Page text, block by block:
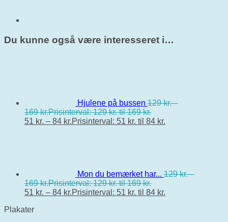
Du kunne også være interesseret i…
Hjulene på bussen 129kr. –
169kr.Prisinterval: 129 kr. til 169 kr.
51 kr. – 84 kr.Prisinterval: 51 kr. til 84 kr.
Mon du bemærket har... 129kr. –
169kr.Prisinterval: 129 kr. til 169 kr.
51 kr. – 84 kr.Prisinterval: 51 kr. til 84 kr.
Plakater